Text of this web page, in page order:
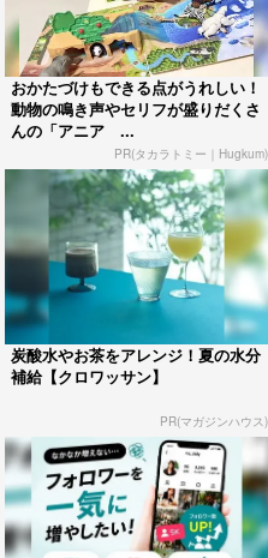
おかたづけもできる点がうれしい！
動物の鳴き声やセリフが盛りだくさ
んの「アニア ...
PR(タカラトミー｜Hugkum)
炭酸水やお茶をアレンジ！夏の水分
補給【クロワッサン】
PR(マガジンハウス)